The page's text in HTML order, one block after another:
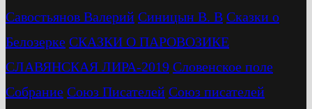
Савостьянов Валерий Синицын В. В Сказки о
Белозерке СКАЗКИ О ПАРОВОЗИКЕ
СЛАВЯНСКАЯ ЛИРА-2019 Словенское поле
Собрание Союз Писателей Союз писателей